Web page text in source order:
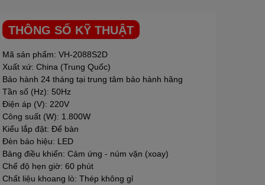
THÔNG SỐ KỸ THUẬT
Mã sản phẩm: VH-2088S2D
Xuất xứ: China (Trung Quốc)
Bảo hành 24 tháng tại trung tâm bảo hành hãng
Tần số (Hz): 50Hz
Điện áp (V): 220V
Công suất (W): 1.800W
Kiểu lắp đặt: Để bàn
Đèn báo hiệu: LED
Bảng điều khiển: Cảm ứng - núm vặn (xoay)
Chế độ hẹn giờ: 60 phút
Chất liệu khoang lò: Thép không gỉ